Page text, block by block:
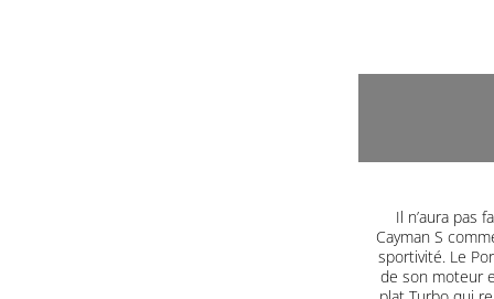
Il n’aura pas
Cayman S
sportivité. Le
de son moteur